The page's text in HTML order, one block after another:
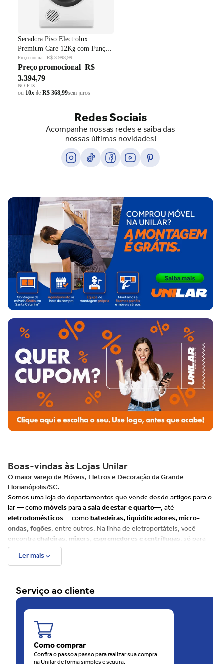
Secadora Piso Electrolux
Premium Care 12Kg com Função
AutoSense SFP12 Branco 220V
Preço normalR$ 3.998,99
Preço promocional R$
3.394,79
NO PIX
ou 10x de R$ 368,99sem juros
Redes Sociais
Acompanhe nossas redes e saiba das
nossas últimas novidades!
Boas-vindas às Lojas Unilar
O maior varejo de Móveis, Eletros e Decoração da Grande
Florianópolis/SC.
Somos uma loja de departamentos que vende desde artigos para o
lar — comomóveispara asala de estar e quarto—, até
eletrodomésticos— comobatedeiras, liquidificadores, micro-
ondas, fogões, entre outros. Na linha de eletroportáteis, você
encontrachaleiras, mixers, espremedores e centrífugas , só para
citar alguns exemplos.
Além disso, há muitos itens para
uma ampla variedade de produtos de cuidados com
balanças. Já para o seubebê, disponibilizamos uma linha
completaque envolve, entre outros produtos,bebês conforto e
carrinhos.
Além do site, as Lojas Unilar têm 4 unidades físicas na
Florianópolis, sendo uma rede em franca expansão. São
de consideração e carinho com o consumidor.
O motivo disso é que as Lojas Unilar oferecem sempre muitas
Ler mais
Serviço ao cliente
Como comprar
Confira o passo a passo para realizar sua compra
na Unilar de forma simples e segura.